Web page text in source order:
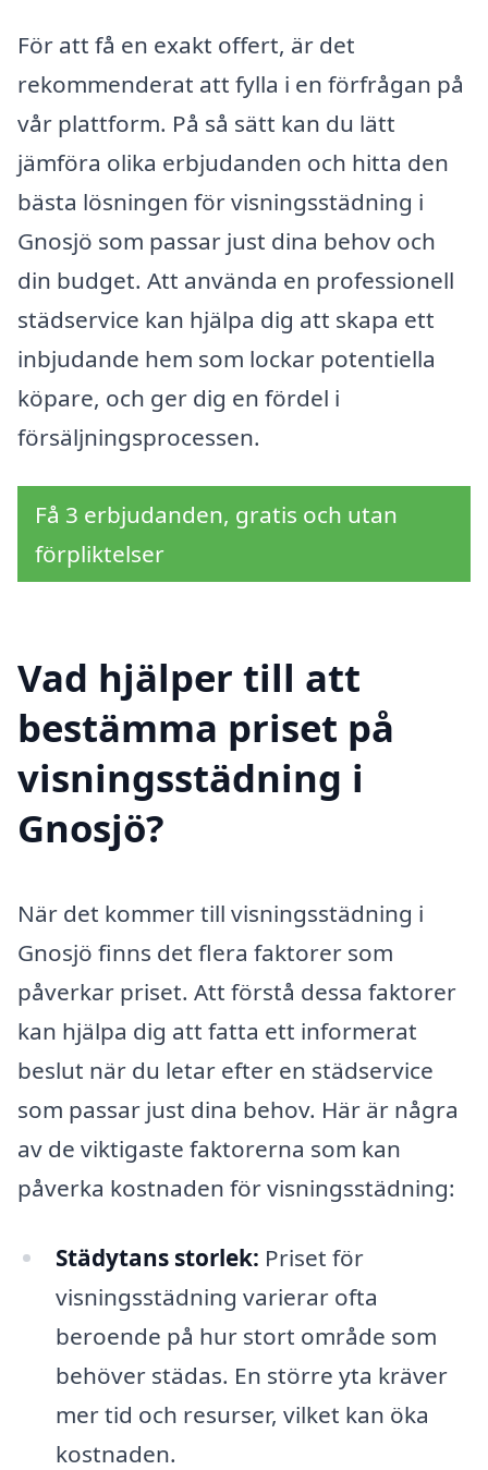
För att få en exakt offert, är det
rekommenderat att fylla i en förfrågan på
vår plattform. På så sätt kan du lätt
jämföra olika erbjudanden och hitta den
bästa lösningen för visningsstädning i
Gnosjö som passar just dina behov och
din budget. Att använda en professionell
städservice kan hjälpa dig att skapa ett
inbjudande hem som lockar potentiella
köpare, och ger dig en fördel i
försäljningsprocessen.
Få 3 erbjudanden, gratis och utan
förpliktelser
Vad hjälper till att
bestämma priset på
visningsstädning i
Gnosjö?
När det kommer till visningsstädning i
Gnosjö finns det flera faktorer som
påverkar priset. Att förstå dessa faktorer
kan hjälpa dig att fatta ett informerat
beslut när du letar efter en städservice
som passar just dina behov. Här är några
av de viktigaste faktorerna som kan
påverka kostnaden för visningsstädning:
Städytans storlek: Priset för
visningsstädning varierar ofta
beroende på hur stort område som
behöver städas. En större yta kräver
mer tid och resurser, vilket kan öka
kostnaden.